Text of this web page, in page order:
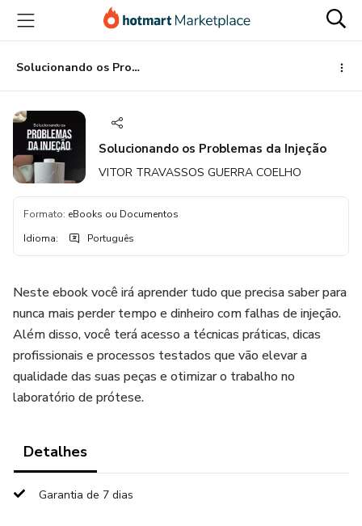
para
conteúdo
principal
para
pagamento
para
rodapé
Solucionando os Problemas da Injeção
Solucionando os Problemas da Injeção
VITOR TRAVASSOS GUERRA COELHO
Formato: eBooks ou Documentos
Idioma: Português
Neste ebook você irá aprender tudo que precisa saber para
nunca mais perder tempo e dinheiro com falhas de injeção.
Além disso, você terá acesso a técnicas práticas, dicas
profissionais e processos testados que vão elevar a
qualidade das suas peças e otimizar o trabalho no
laboratório de prótese.
Detalhes
Garantia de 7 dias